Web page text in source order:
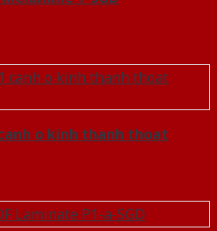
o kinh thanh thoat